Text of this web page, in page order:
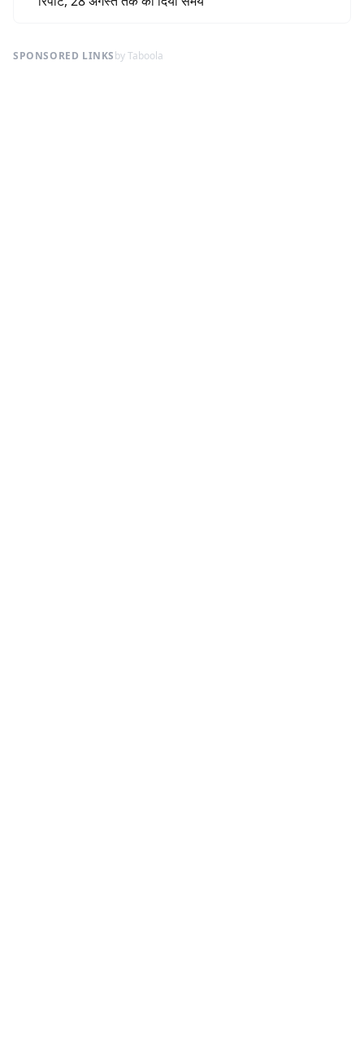
SPONSORED LINKSby Taboola